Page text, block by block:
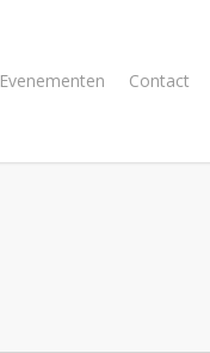
Evenementen Contact